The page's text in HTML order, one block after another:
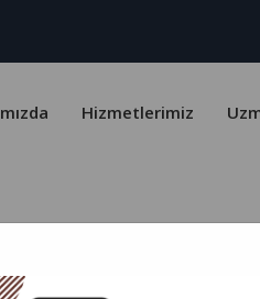
Hizmetlerimiz
ve Türk Patent Enstitüsü kapsamında